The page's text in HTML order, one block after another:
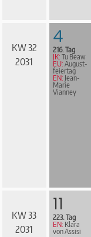
KW 32
2031
4
216. Tag
JK: Tu Beaw
EU: August­
fei­er­tag
EN: Jean-
Marie
Vianney
KW 33
2031
11
223. Tag
EN: Klara
von Assisi